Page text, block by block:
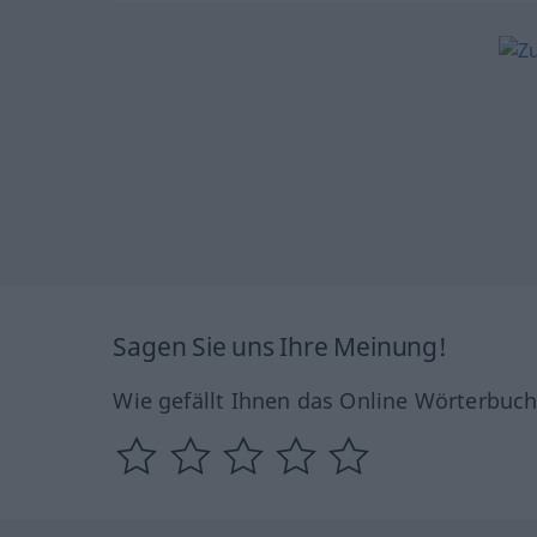
Sagen Sie uns Ihre Meinung!
Wie gefällt Ihnen das Online